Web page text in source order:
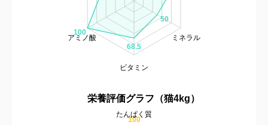
50
68.5
100
ミネラル
ビタミン
アミノ酸
栄養評価グラフ（猫4kg）
100
たんぱく質